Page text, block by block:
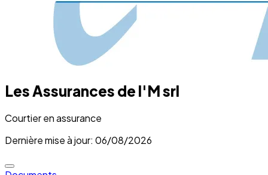
Les Assurances de l'M srl
Courtier en assurance
Dernière mise à jour: 06/08/2026